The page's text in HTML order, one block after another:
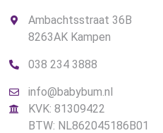
Ambachtsstraat 36B
8263AK Kampen
038 234 3888
info@babybum.nl
KVK: 81309422
BTW: NL862045186B01